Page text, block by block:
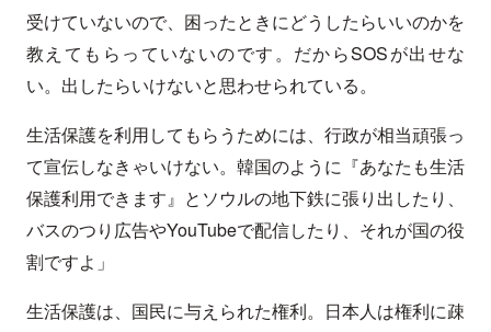
受けていないので、困ったときにどうしたらいいのかを
教えてもらっていないのです。だからSOSが出せな
い。出したらいけないと思わせられている。
生活保護を利用してもらうためには、行政が相当頑張っ
て宣伝しなきゃいけない。韓国のように『あなたも生活
保護利用できます』とソウルの地下鉄に張り出したり、
バスのつり広告やYouTubeで配信したり、それが国の役
割ですよ」
生活保護は、国民に与えられた権利。日本人は権利に疎